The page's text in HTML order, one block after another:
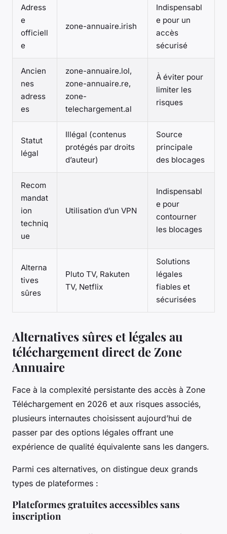
Adress
e
officiell
e
zone-annuaire.irish
Indispensabl
e pour un
accès
sécurisé
Ancien
nes
adress
es
zone-annuaire.lol,
zone-annuaire.re,
zone-
telechargement.al
À éviter pour
limiter les
risques
Statut
légal
Illégal (contenus
protégés par droits
d’auteur)
Source
principale
des blocages
Recom
mandat
ion
techniq
ue
Utilisation d’un VPN
Indispensabl
e pour
contourner
les blocages
Alterna
tives
sûres
Pluto TV, Rakuten
TV, Netflix
Solutions
légales
fiables et
sécurisées
Alternatives sûres et légales au
téléchargement direct de Zone
Annuaire
Face à la complexité persistante des accès à Zone
Téléchargement en 2026 et aux risques associés,
plusieurs internautes choisissent aujourd’hui de
passer par des options légales offrant une
expérience de qualité équivalente sans les dangers.
Parmi ces alternatives, on distingue deux grands
types de plateformes :
Plateformes gratuites accessibles sans
inscription